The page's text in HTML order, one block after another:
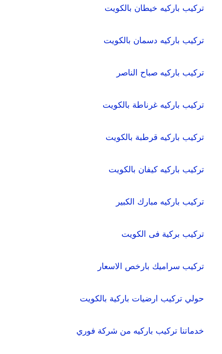
تركيب باركيه خيطان بالكويت
تركيب باركيه دسمان بالكويت
تركيب باركيه صباح الناصر
تركيب باركيه غرناطة بالكويت
تركيب باركيه قرطبة بالكويت
تركيب باركيه كيفان بالكويت
تركيب باركيه مبارك الكبير
تركيب بركية فى الكويت
تركيب سراميك بارخص الاسعار
حولي تركيب ارضيات باركية بالكويت
خدماتنا تركيب باركيه من شركة فوري